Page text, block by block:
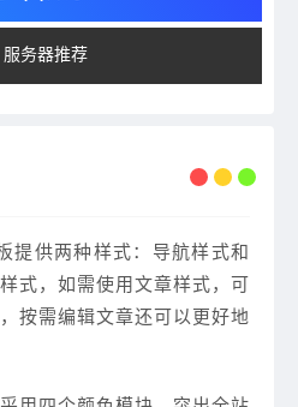
服务器推荐
提供两种样式：导航样式和
式，如需使用文章样式，可
按需编辑文章还可以更好地